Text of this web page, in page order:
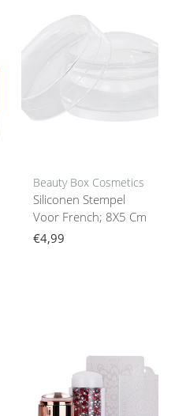
Beauty Box Cosmetics
Siliconen Stempel
Voor French; 8X5 Cm
€4,99